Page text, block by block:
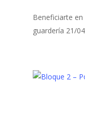
Beneficiarte
guardería 21/